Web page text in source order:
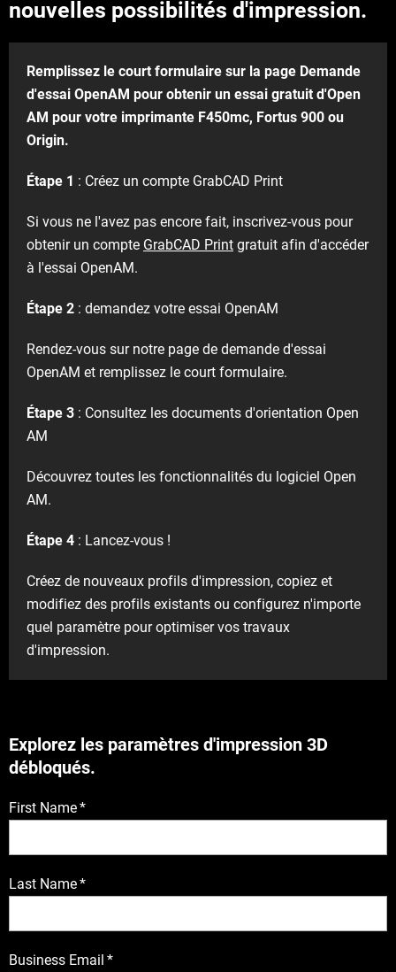
nouvelles possibilités d'impression.
Remplissez le court formulaire sur la page Demande
d'essai OpenAM pour obtenir un essai gratuit d'Open
AM pour votre imprimante F450mc, Fortus 900 ou
Origin.
Étape 1 : Créez un compte GrabCAD Print
Si vous ne l'avez pas encore fait, inscrivez-vous pour
obtenir un compte GrabCAD Print gratuit afin d'accéder
à l'essai OpenAM.
Étape 2 : demandez votre essai OpenAM
Rendez-vous sur notre page de demande d'essai
OpenAM et remplissez le court formulaire.
Étape 3 : Consultez les documents d'orientation Open
AM
Découvrez toutes les fonctionnalités du logiciel Open
AM.
Étape 4 : Lancez-vous !
Créez de nouveaux profils d'impression, copiez et
modifiez des profils existants ou configurez n'importe
quel paramètre pour optimiser vos travaux
d'impression.
Explorez les paramètres d'impression 3D
débloqués.
First Name*
Last Name*
Business Email *